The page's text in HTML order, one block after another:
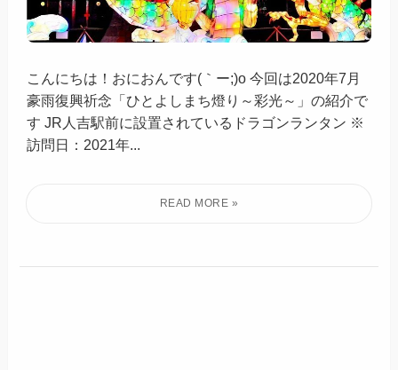
こんにちは！おにおんです(｀ー;)o 今回は2020年7月
豪雨復興祈念「ひとよしまち燈り～彩光～」の紹介で
す JR人吉駅前に設置されているドラゴンランタン ※
訪問日：2021年...